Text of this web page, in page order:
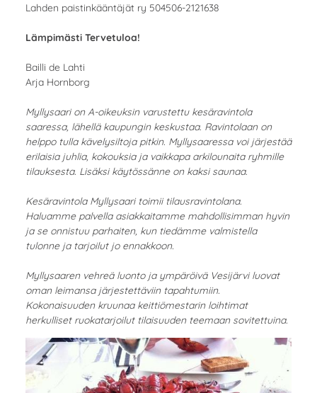
Lahden paistinkääntäjät ry 504506-2121638
Lämpimästi Tervetuloa!
Bailli de Lahti
Arja Hornborg
Myllysaari on A-oikeuksin varustettu kesäravintola
saaressa, lähellä kaupungin keskustaa. Ravintolaan on
helppo tulla kävelysiltoja pitkin. Myllysaaressa voi järjestää
erilaisia juhlia, kokouksia ja vaikkapa arkilounaita ryhmille
tilauksesta. Lisäksi käytössänne on kaksi saunaa.
Kesäravintola Myllysaari toimii tilausravintolana.
Haluamme palvella asiakkaitamme mahdollisimman hyvin
ja se onnistuu parhaiten, kun tiedämme valmistella
tulonne ja tarjoilut jo ennakkoon.
Myllysaaren vehreä luonto ja ympäröivä Vesijärvi luovat
oman leimansa järjestettäviin tapahtumiin.
Kokonaisuuden kruunaa keittiömestarin loihtimat
herkulliset ruokatarjoilut tilaisuuden teemaan sovitettuina.